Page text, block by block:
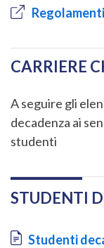
CARRIERE
A seguire gli
decadenza ai
studenti
STUDENTI
Document
Studenti